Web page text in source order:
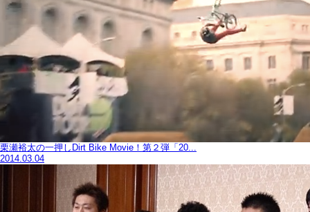
栗瀬裕太の一押しDirt Bike Movie！第２弾「20...
2014.03.04